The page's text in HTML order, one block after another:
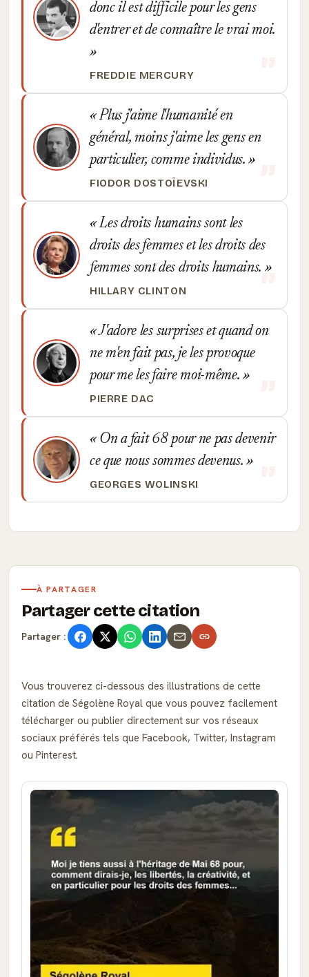
donc il est difficile pour les gens
d'entrer et de connaître le vrai moi.
FREDDIE MERCURY
Plus j'aime l'humanité en
général, moins j'aime les gens en
particulier, comme individus.
FIODOR DOSTOÏEVSKI
Les droits humains sont les
droits des femmes et les droits des
femmes sont des droits humains.
HILLARY CLINTON
J'adore les surprises et quand on
ne m'en fait pas, je les provoque
pour me les faire moi-même.
PIERRE DAC
On a fait 68 pour ne pas devenir
ce que nous sommes devenus.
GEORGES WOLINSKI
À PARTAGER
Partager cette citation
Partager :
Vous trouverez ci-dessous des illustrations de cette
citation de Ségolène Royal que vous pouvez facilement
télécharger ou publier directement sur vos réseaux
sociaux préférés tels que Facebook, Twitter, Instagram
ou Pinterest.